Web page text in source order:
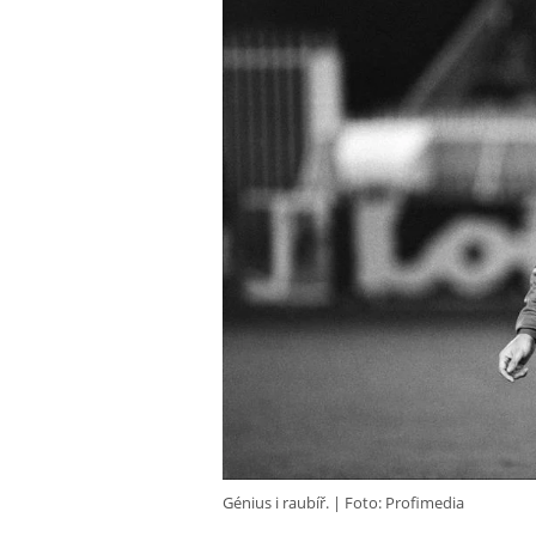
Génius i raubíř. Foto: Profimedia